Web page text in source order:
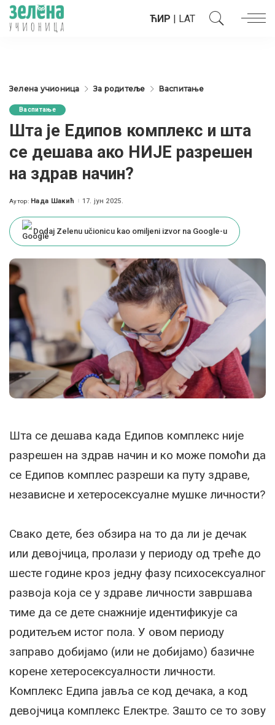
ЋИР | LAT
Зелена учионица За родитеље Васпитање
Васпитање
Шта је Eдипов комплекс и шта
се дешава ако НИЈЕ разрешен
на здрав начин?
Posted
Аутор: Нада Шакић 17. јун 2025.
Dodaj Zelenu učionicu kao omiljeni izvor na Google-u
Шта се дешава када Едипов комплекс није
разрешен на здрав начин и ко може помоћи да
се Едипов комплес разреши ка путу здраве,
независне и хетеросексуалне мушке личности?
Свако дете, без обзира на то да ли је дечак
или девојчица, пролази у периоду од треће до
шесте године кроз једну фазу психосексуалног
развоја која се у здраве личности завршава
тиме да се дете снажније идентификује са
родитељем истог пола. У овом периоду
заправо добијамо (или не добијамо) базичне
корене хетеросексуалности личности.
Комплекс Едипа јавља се код дечака, а код
девојчица комплекс Електре. Зашто се то зову